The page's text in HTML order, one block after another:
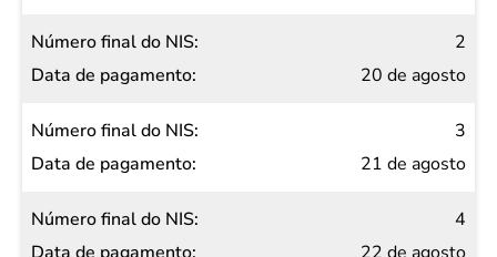
Data de
pagamento
2
20 de agosto
3
21 de agosto
4